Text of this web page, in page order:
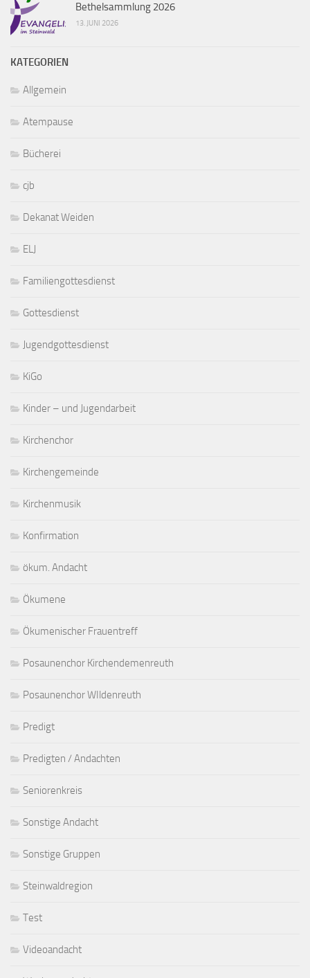
Bethelsammlung 2026
13. JUNI 2026
KATEGORIEN
Allgemein
Atempause
Bücherei
cjb
Dekanat Weiden
ELJ
Familiengottesdienst
Gottesdienst
Jugendgottesdienst
KiGo
Kinder – und Jugendarbeit
Kirchenchor
Kirchengemeinde
Kirchenmusik
Konfirmation
ökum. Andacht
Ökumene
Ökumenischer Frauentreff
Posaunenchor Kirchendemenreuth
Posaunenchor WIldenreuth
Predigt
Predigten / Andachten
Seniorenkreis
Sonstige Andacht
Sonstige Gruppen
Steinwaldregion
Test
Videoandacht